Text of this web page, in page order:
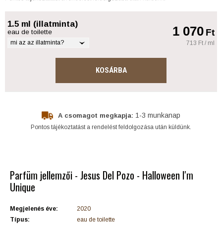
1.5 ml (illatminta)
eau de toilette
mi az az illatminta?
1 070Ft
713 Ft / ml
KOSÁRBA
A csomagot megkapja: 1-3 munkanap
Pontos tájékoztatást a rendelést feldolgozása után küldünk.
Parfüm jellemzői - Jesus Del Pozo - Halloween I'm
Unique
Megjelenés éve:
2020
Típus:
eau de toilette